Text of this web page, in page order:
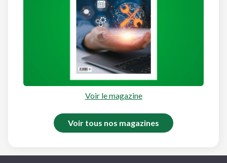
Voir le magazine
Voir tous nos magazines